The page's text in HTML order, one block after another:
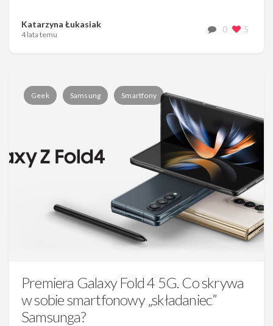
Katarzyna Łukasiak
4 lata temu
0 5
Geek Samsung Smartfony
Premiera Galaxy Fold 4 5G. Co skrywa
w sobie smartfonowy „składaniec”
Samsunga?